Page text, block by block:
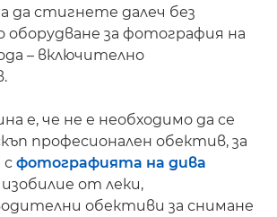
да стигнете далеч без
за фотография на
– включително
е, че не е необходимо да се
професионален обектив, за
с фотографията на дива
от леки,
обективи за снимане